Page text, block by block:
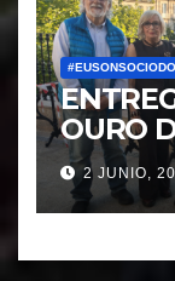
OURO
2 JUNIO,